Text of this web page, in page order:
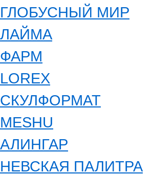
ГЛОБУСНЫЙ МИР
ЛАЙМА
ФАРМ
LOREX
СКУЛФОРМАТ
MESHU
АЛИНГАР
НЕВСКАЯ ПАЛИТРА